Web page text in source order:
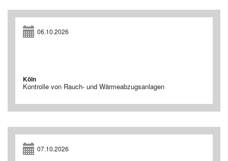
06.10.2026
Köln
Kontrolle von Rauch- und Wärmeabzugsanlagen
07.10.2026